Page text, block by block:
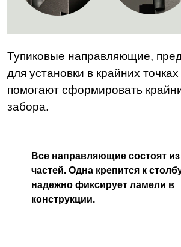
Тупиковые направляющие,
для установки в крайних
помогают сформировать
забора.
Все направляющие состоят
частей. Одна крепится к
надежно фиксирует ламели в
конструкции.